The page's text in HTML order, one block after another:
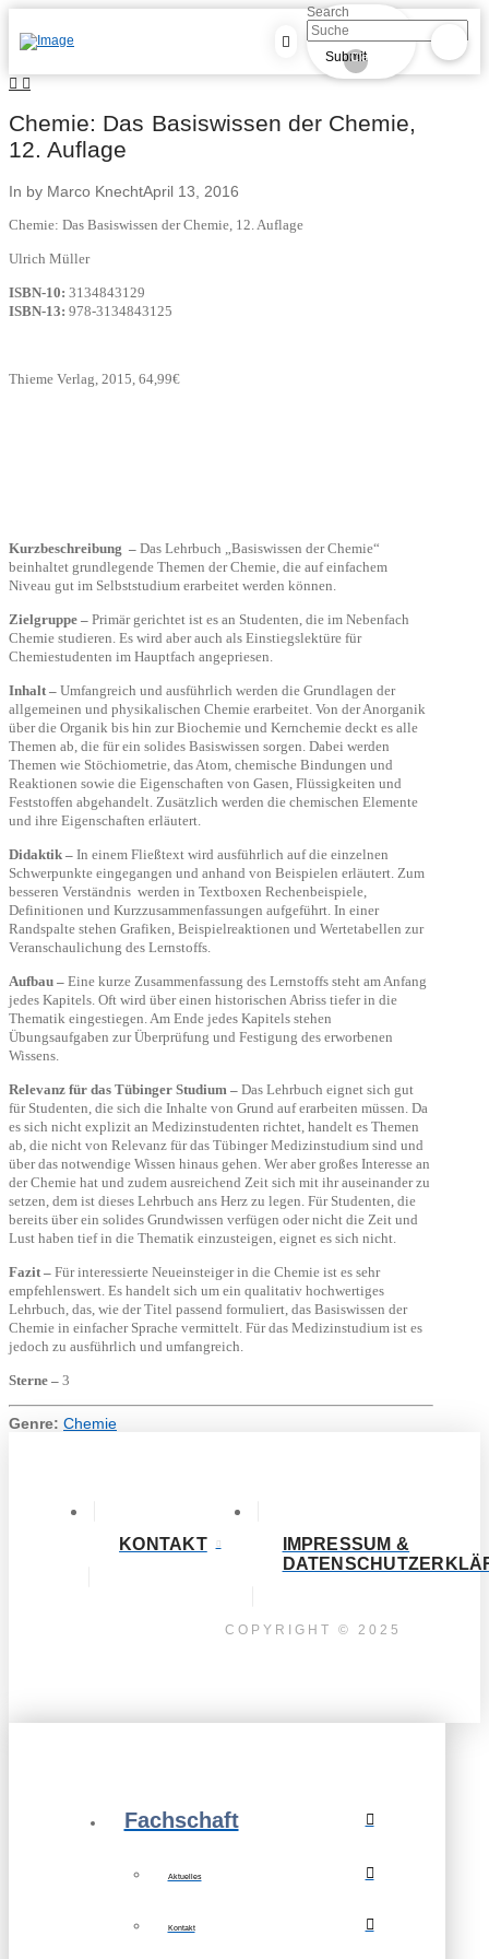
Search
Submit
Clear
Chemie: Das Basiswissen der Chemie,
12. Auflage
In by Marco KnechtApril 13, 2016
Chemie: Das Basiswissen der Chemie, 12. Auflage
Ulrich Müller
ISBN-10: 3134843129
ISBN-13: 978-3134843125
Thieme Verlag, 2015, 64,99€
Kurzbeschreibung – Das Lehrbuch „Basiswissen der Chemie“
beinhaltet grundlegende Themen der Chemie, die auf einfachem
Niveau gut im Selbststudium erarbeitet werden können.
Zielgruppe – Primär gerichtet ist es an Studenten, die im Nebenfach
Chemie studieren. Es wird aber auch als Einstiegslektüre für
Chemiestudenten im Hauptfach angepriesen.
Inhalt – Umfangreich und ausführlich werden die Grundlagen der
allgemeinen und physikalischen Chemie erarbeitet. Von der Anorganik
über die Organik bis hin zur Biochemie und Kernchemie deckt es alle
Themen ab, die für ein solides Basiswissen sorgen. Dabei werden
Themen wie Stöchiometrie, das Atom, chemische Bindungen und
Reaktionen sowie die Eigenschaften von Gasen, Flüssigkeiten und
Feststoffen abgehandelt. Zusätzlich werden die chemischen Elemente
und ihre Eigenschaften erläutert.
Didaktik – In einem Fließtext wird ausführlich auf die einzelnen
Schwerpunkte eingegangen und anhand von Beispielen erläutert. Zum
besseren Verständnis werden in Textboxen Rechenbeispiele,
Definitionen und Kurzzusammenfassungen aufgeführt. In einer
Randspalte stehen Grafiken, Beispielreaktionen und Wertetabellen zur
Veranschaulichung des Lernstoffs.
Aufbau – Eine kurze Zusammenfassung des Lernstoffs steht am Anfang
jedes Kapitels. Oft wird über einen historischen Abriss tiefer in die
Thematik eingestiegen. Am Ende jedes Kapitels stehen
Übungsaufgaben zur Überprüfung und Festigung des erworbenen
Wissens.
Relevanz für das Tübinger Studium – Das Lehrbuch eignet sich gut
für Studenten, die sich die Inhalte von Grund auf erarbeiten müssen. Da
es sich nicht explizit an Medizinstudenten richtet, handelt es Themen
ab, die nicht von Relevanz für das Tübinger Medizinstudium sind und
über das notwendige Wissen hinaus gehen. Wer aber großes Interesse an
der Chemie hat und zudem ausreichend Zeit sich mit ihr auseinander zu
setzen, dem ist dieses Lehrbuch ans Herz zu legen. Für Studenten, die
bereits über ein solides Grundwissen verfügen oder nicht die Zeit und
Lust haben tief in die Thematik einzusteigen, eignet es sich nicht.
Fazit – Für interessierte Neueinsteiger in die Chemie ist es sehr
empfehlenswert. Es handelt sich um ein qualitativ hochwertiges
Lehrbuch, das, wie der Titel passend formuliert, das Basiswissen der
Chemie in einfacher Sprache vermittelt. Für das Medizinstudium ist es
jedoch zu ausführlich und umfangreich.
Sterne – 3
Genre: Chemie
KONTAKT
IMPRESSUM &
COPYRIGHT © 2025
Fachschaft
Aktuelles
Kontakt